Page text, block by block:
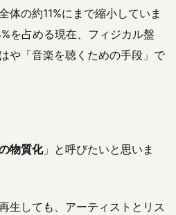
体の約11%にまで縮小していま
を占める現在、フィジカル盤
や「音楽を聴くための手段」で
物質化」と呼びたいと思いま
生しても、アーティストとリス